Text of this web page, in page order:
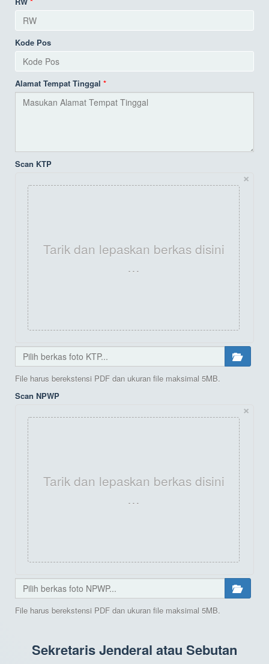
Kode Pos
Alamat Tempat Tinggal
Scan KTP
×
Tarik dan lepaskan berkas disini
…
File harus berekstensi PDF dan ukuran file maksimal 5MB.
Scan NPWP
×
Tarik dan lepaskan berkas disini
…
File harus berekstensi PDF dan ukuran file maksimal 5MB.
Sekretaris Jenderal atau Sebutan